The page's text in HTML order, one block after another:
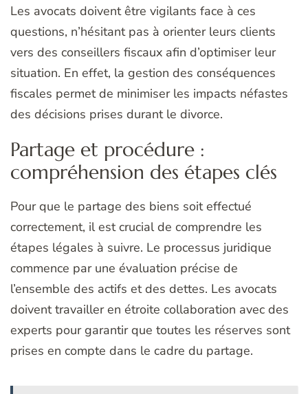
Les avocats doivent être vigilants face à ces
questions, n’hésitant pas à orienter leurs clients
vers des conseillers fiscaux afin d’optimiser leur
situation. En effet, la gestion des conséquences
fiscales permet de minimiser les impacts néfastes
des décisions prises durant le divorce.
Partage et procédure :
compréhension des étapes clés
Pour que le partage des biens soit effectué
correctement, il est crucial de comprendre les
étapes légales à suivre. Le processus juridique
commence par une évaluation précise de
l’ensemble des actifs et des dettes. Les avocats
doivent travailler en étroite collaboration avec des
experts pour garantir que toutes les réserves sont
prises en compte dans le cadre du partage.